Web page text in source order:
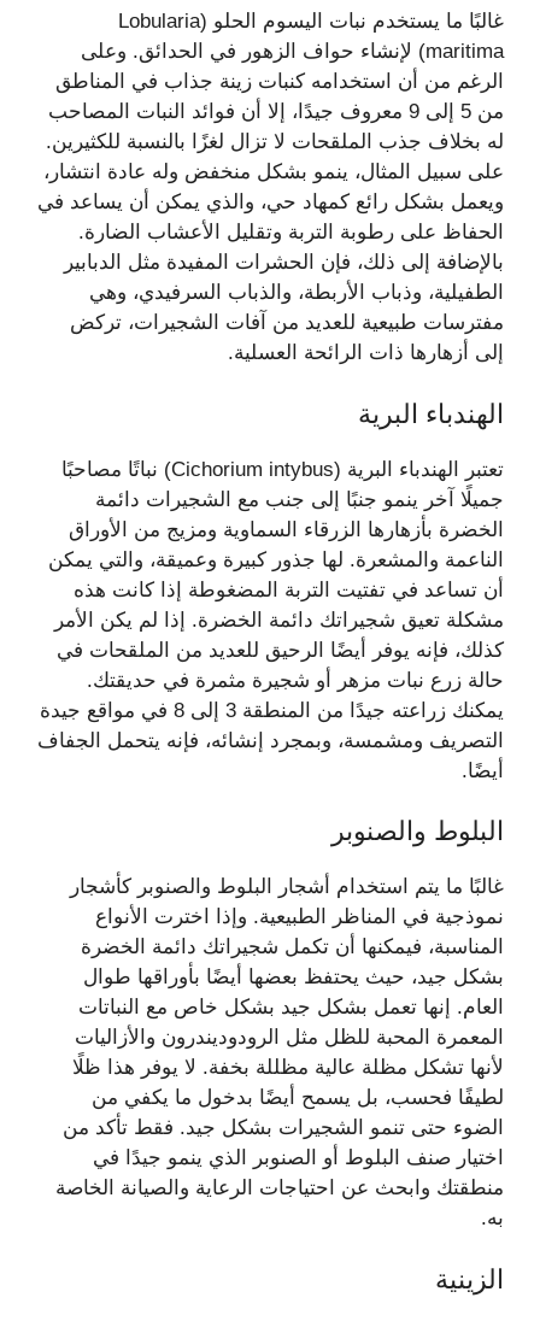
غالبًا ما يستخدم نبات اليسوم الحلو (Lobularia
maritima) لإنشاء حواف الزهور في الحدائق. وعلى
الرغم من أن استخدامه كنبات زينة جذاب في المناطق
من 5 إلى 9 معروف جيدًا، إلا أن فوائد النبات المصاحب
له بخلاف جذب الملقحات لا تزال لغزًا بالنسبة للكثيرين.
على سبيل المثال، ينمو بشكل منخفض وله عادة انتشار،
ويعمل بشكل رائع كمهاد حي، والذي يمكن أن يساعد في
الحفاظ على رطوبة التربة وتقليل الأعشاب الضارة.
بالإضافة إلى ذلك، فإن الحشرات المفيدة مثل الدبابير
الطفيلية، وذباب الأربطة، والذباب السرفيدي، وهي
مفترسات طبيعية للعديد من آفات الشجيرات، تركض
إلى أزهارها ذات الرائحة العسلية.
الهندباء البرية
تعتبر الهندباء البرية (Cichorium intybus) نباتًا مصاحبًا
جميلًا آخر ينمو جنبًا إلى جنب مع الشجيرات دائمة
الخضرة بأزهارها الزرقاء السماوية ومزيج من الأوراق
الناعمة والمشعرة. لها جذور كبيرة وعميقة، والتي يمكن
أن تساعد في تفتيت التربة المضغوطة إذا كانت هذه
مشكلة تعيق شجيراتك دائمة الخضرة. إذا لم يكن الأمر
كذلك، فإنه يوفر أيضًا الرحيق للعديد من الملقحات في
حالة زرع نبات مزهر أو شجيرة مثمرة في حديقتك.
يمكنك زراعته جيدًا من المنطقة 3 إلى 8 في مواقع جيدة
التصريف ومشمسة، وبمجرد إنشائه، فإنه يتحمل الجفاف
أيضًا.
البلوط والصنوبر
غالبًا ما يتم استخدام أشجار البلوط والصنوبر كأشجار
نموذجية في المناظر الطبيعية. وإذا اخترت الأنواع
المناسبة، فيمكنها أن تكمل شجيراتك دائمة الخضرة
بشكل جيد، حيث يحتفظ بعضها أيضًا بأوراقها طوال
العام. إنها تعمل بشكل جيد بشكل خاص مع النباتات
المعمرة المحبة للظل مثل الرودوديندرون والأزاليات
لأنها تشكل مظلة عالية مظللة بخفة. لا يوفر هذا ظلًا
لطيفًا فحسب، بل يسمح أيضًا بدخول ما يكفي من
الضوء حتى تنمو الشجيرات بشكل جيد. فقط تأكد من
اختيار صنف البلوط أو الصنوبر الذي ينمو جيدًا في
منطقتك وابحث عن احتياجات الرعاية والصيانة الخاصة
به.
الزينية